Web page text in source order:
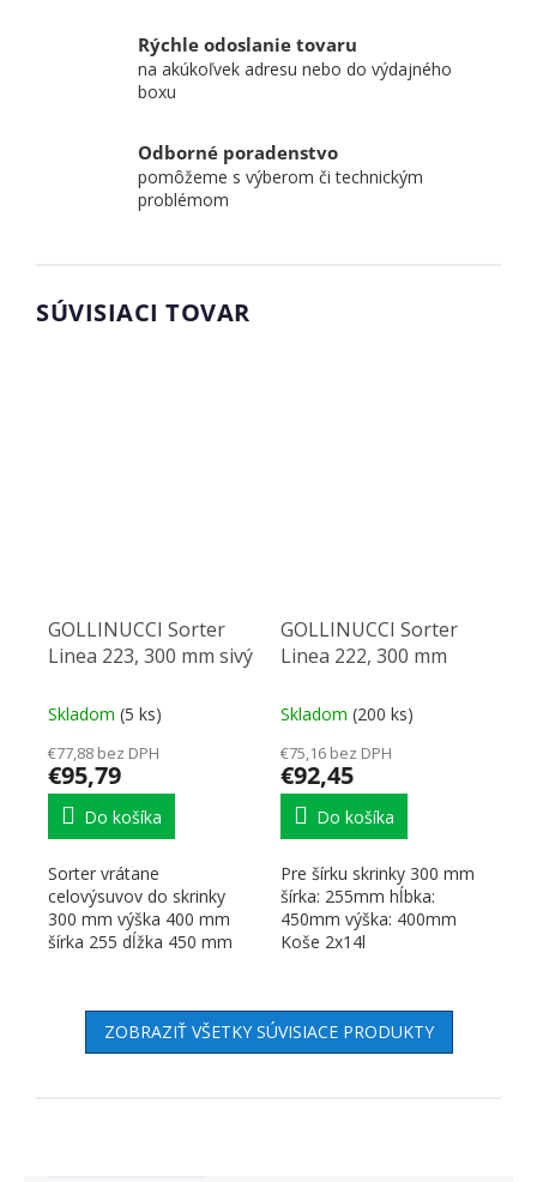
Rýchle odoslanie tovaru
na akúkoľvek adresu nebo do výdajného
boxu
Odborné poradenstvo
pomôžeme s výberom či technickým
problémom
SÚVISIACI TOVAR
GOLLINUCCI Sorter
Linea 223, 300 mm sivý
Skladom (5 ks)
€77,88 bez DPH
€95,79
Do košíka
Sorter vrátane
celovýsuvov do skrinky
300 mm výška 400 mm
šírka 255 dĺžka 450 mm
GOLLINUCCI Sorter
Linea 222, 300 mm
Skladom (200 ks)
€75,16 bez DPH
€92,45
Do košíka
Pre šírku skrinky 300 mm
šírka: 255mm hĺbka:
450mm výška: 400mm
Koše 2x14l
ZOBRAZIŤ VŠETKY SÚVISIACE PRODUKTY